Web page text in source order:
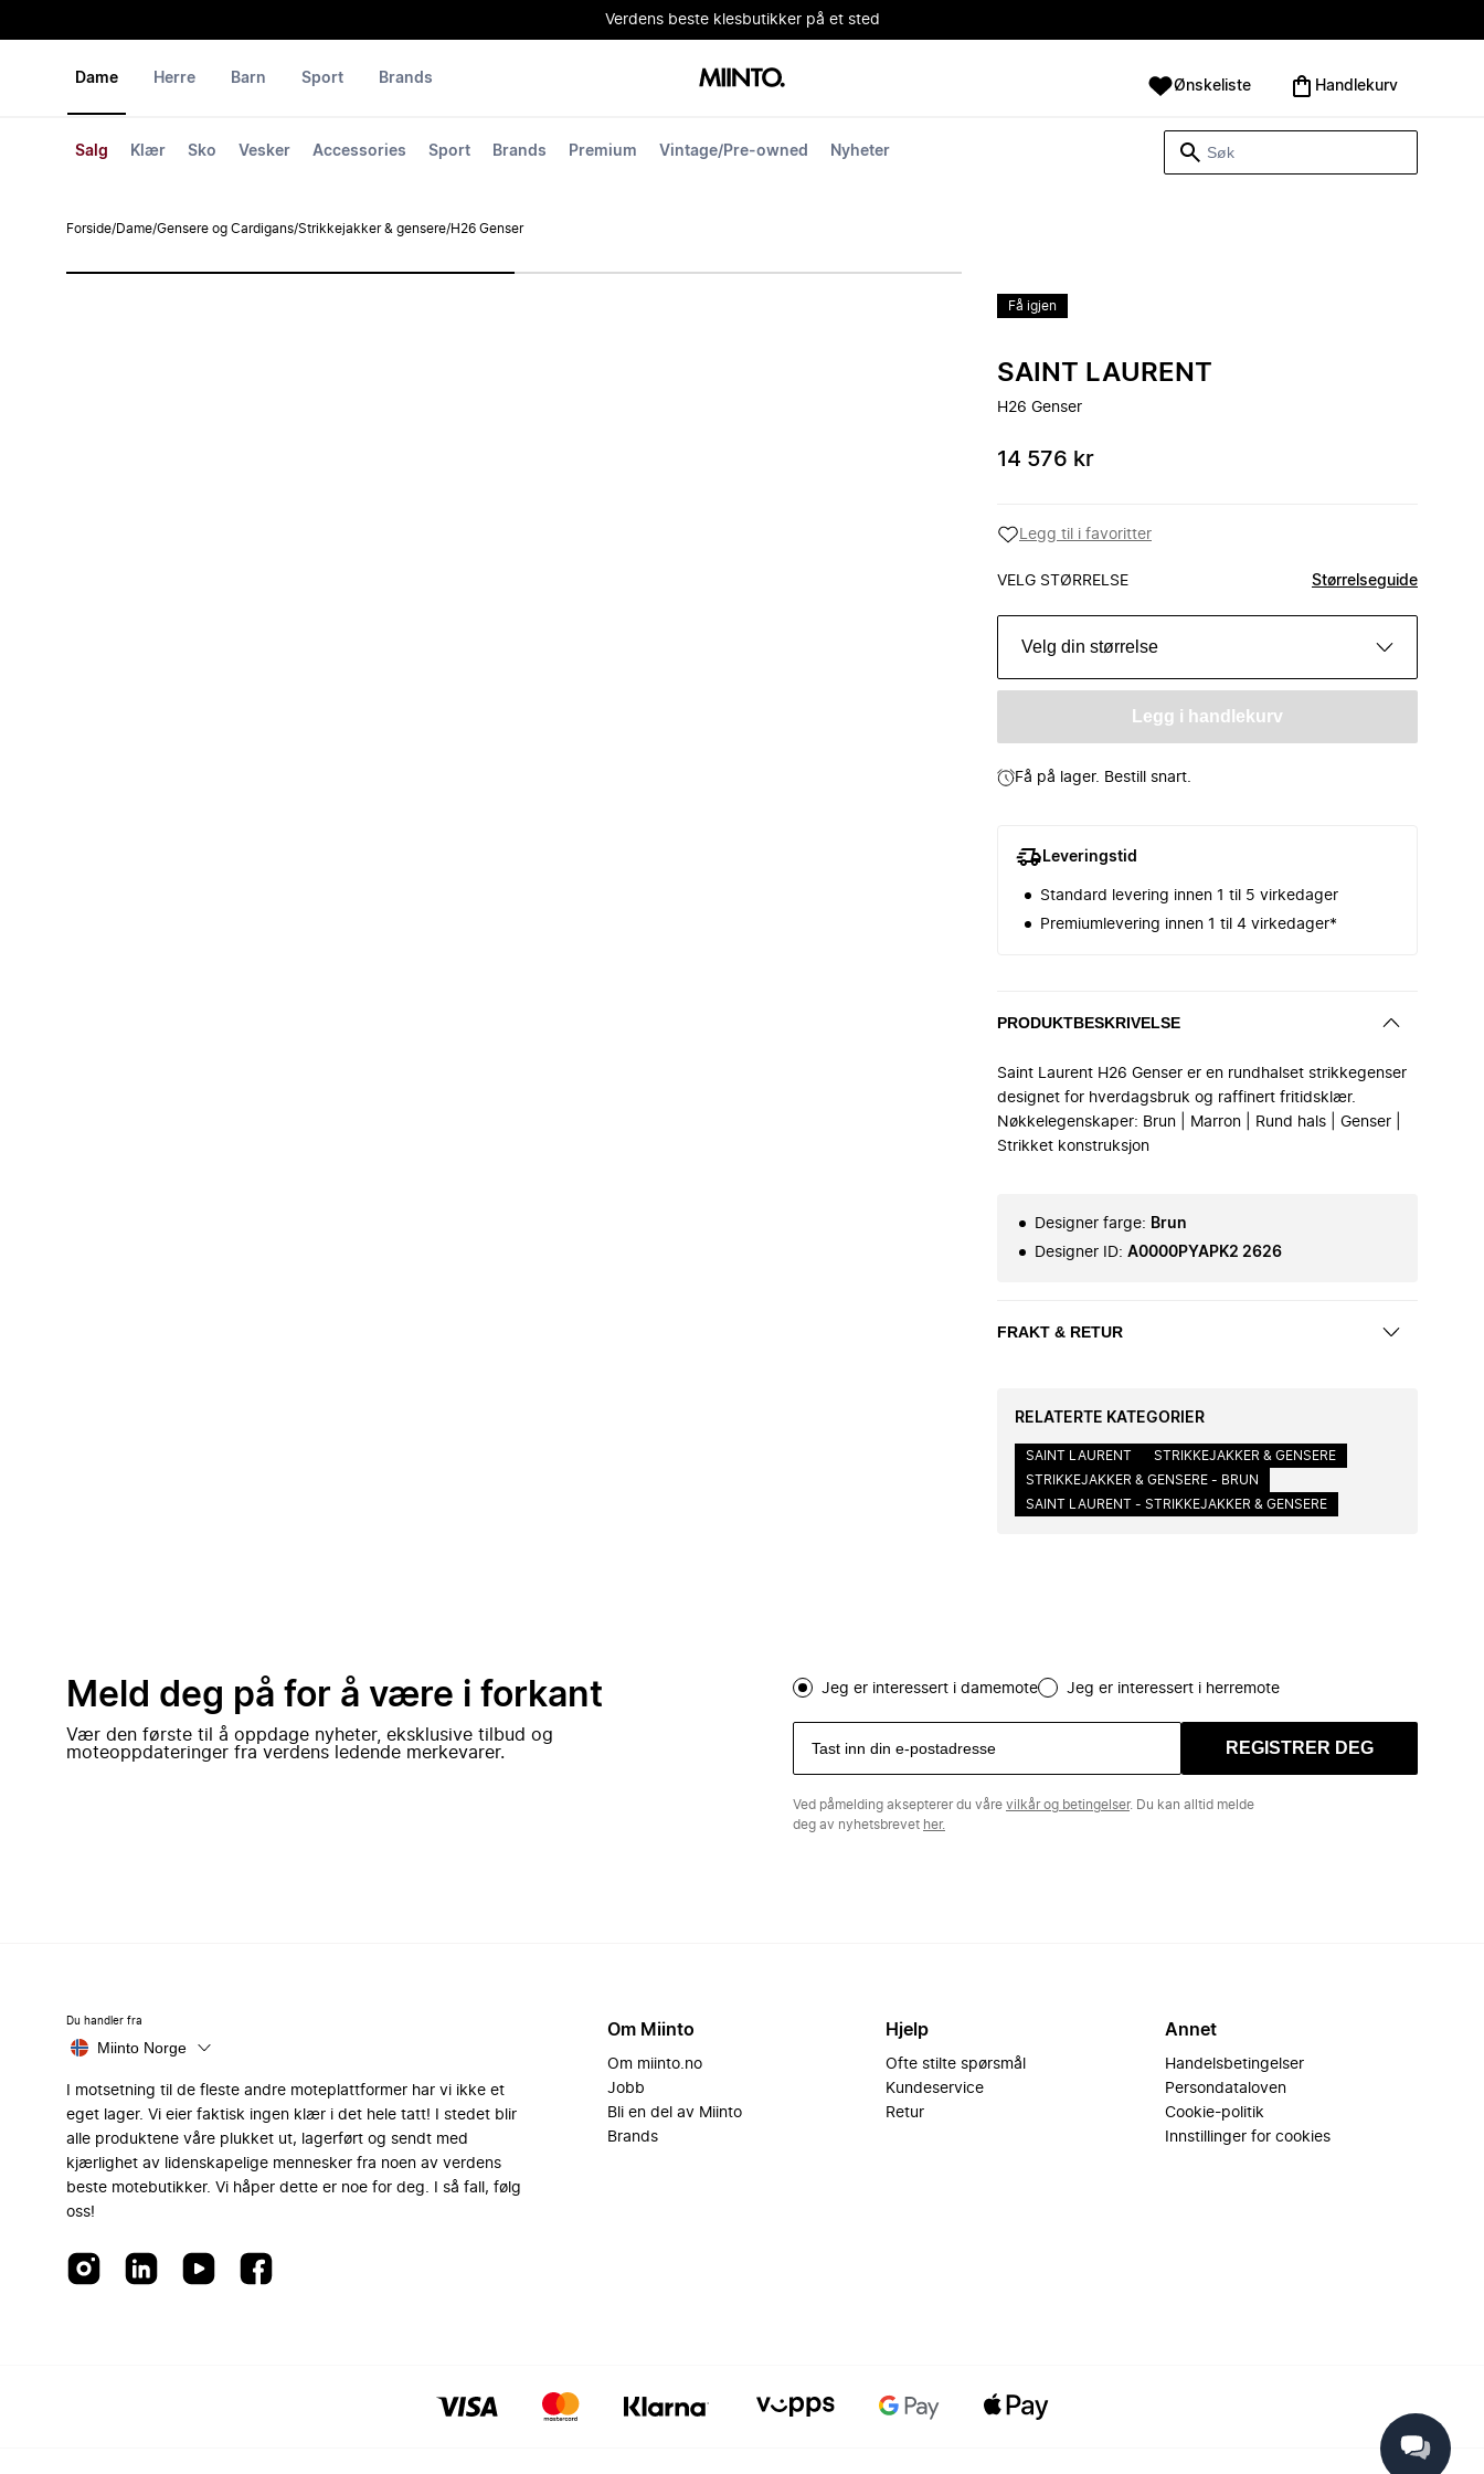
Verdens beste klesbutikker på et sted
Dame
Salg Klær Sko Vesker Accessories Sport Brands Premium Vintage/Pre-owned Nyheter
Herre Barn Sport Brands Ønskeliste Handlekurv
Forside/Dame/Gensere og Cardigans/Strikkejakker & gensere/H26 Genser
Få igjen
SAINT LAURENT
H26 Genser
14 576 kr
Legg til i favoritter
VELG STØRRELSE Størrelseguide
Velg din størrelse
Legg i handlekurv
Få på lager. Bestill snart.
Leveringstid
Standard levering innen 1 til 5 virkedager
Premiumlevering innen 1 til 4 virkedager*
PRODUKTBESKRIVELSE
Saint Laurent H26 Genser er en rundhalset strikkegenser
designet for hverdagsbruk og raffinert fritidsklær.
Nøkkelegenskaper: Brun | Marron | Rund hals | Genser |
Strikket konstruksjon
Designer farge: Brun
Designer ID: A0000PYAPK2 2626
FRAKT & RETUR
RELATERTE KATEGORIER
SAINT LAURENT
STRIKKEJAKKER & GENSERE
STRIKKEJAKKER & GENSERE - BRUN
SAINT LAURENT - STRIKKEJAKKER & GENSERE
Meld deg på for å være i forkant
Vær den første til å oppdage nyheter, eksklusive tilbud og
moteoppdateringer fra verdens ledende merkevarer.
Jeg er interessert i damemote Jeg er interessert i herremote
REGISTRER DEG
Ved påmelding aksepterer du våre vilkår og betingelser. Du kan alltid melde
deg av nyhetsbrevet her.
Du handler fra
Miinto Norge
I motsetning til de fleste andre moteplattformer har vi ikke et
eget lager. Vi eier faktisk ingen klær i det hele tatt! I stedet blir
alle produktene våre plukket ut, lagerført og sendt med
kjærlighet av lidenskapelige mennesker fra noen av verdens
beste motebutikker. Vi håper dette er noe for deg. I så fall, følg
oss!
Om Miinto
Om miinto.no
Jobb
Bli en del av Miinto
Brands
Hjelp
Ofte stilte spørsmål
Kundeservice
Retur
Annet
Handelsbetingelser
Persondataloven
Cookie-politik
Innstillinger for cookies